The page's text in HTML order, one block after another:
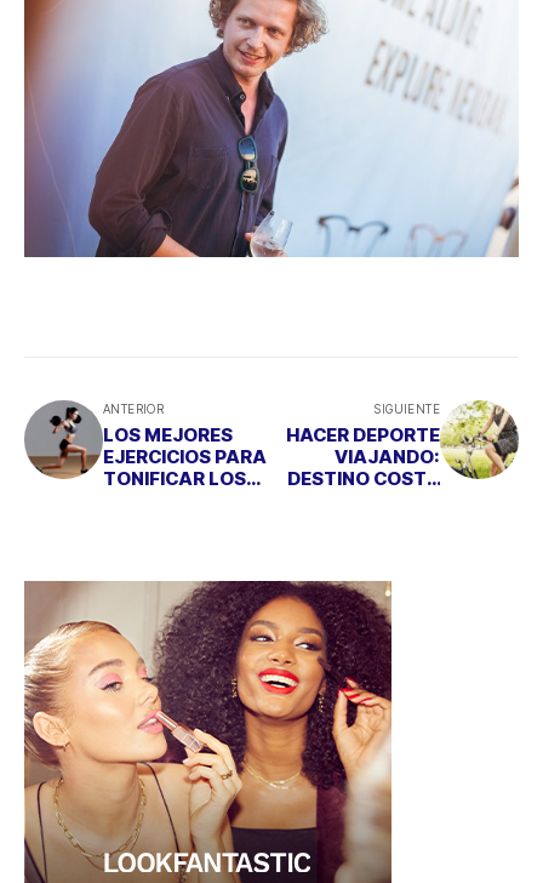
ANTERIOR
LOS MEJORES
EJERCICIOS PARA
TONIFICAR LOS
SIGUIENTE
HACER DEPORTE
VIAJANDO:
DESTINO COSTA